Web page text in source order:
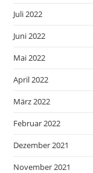
Juli 2022
Juni 2022
Mai 2022
April 2022
März 2022
Februar 2022
Dezember 2021
November 2021